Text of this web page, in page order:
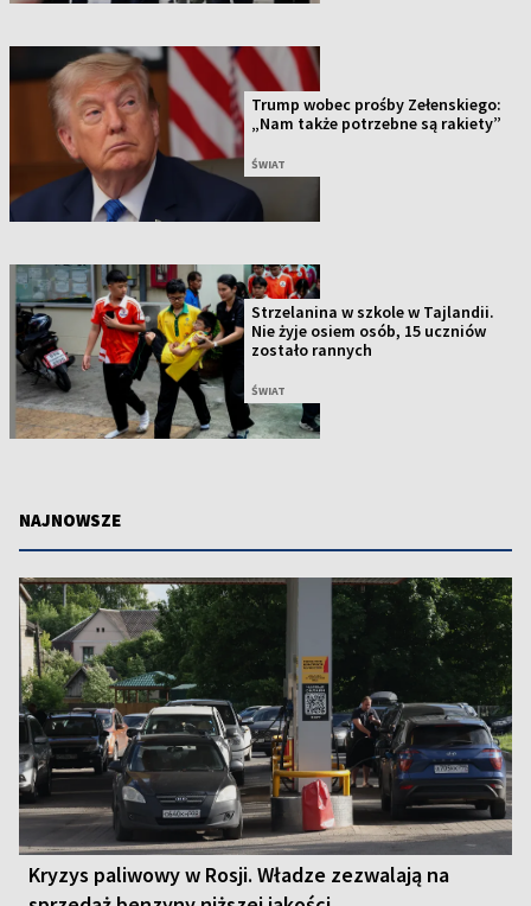
Trump wobec prośby Zełenskiego:
„Nam także potrzebne są rakiety”
ŚWIAT
Strzelanina w szkole w Tajlandii.
Nie żyje osiem osób, 15 uczniów
zostało rannych
ŚWIAT
NAJNOWSZE
Kryzys paliwowy w Rosji. Władze zezwalają na